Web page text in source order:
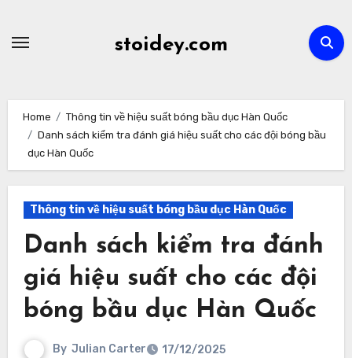
stoidey.com
Home
Thông tin về hiệu suất bóng bầu dục Hàn Quốc
Danh sách kiểm tra đánh giá hiệu suất cho các đội bóng bầu
dục Hàn Quốc
Thông tin về hiệu suất bóng bầu dục Hàn Quốc
Danh sách kiểm tra đánh
giá hiệu suất cho các đội
bóng bầu dục Hàn Quốc
By Julian Carter 17/12/2025